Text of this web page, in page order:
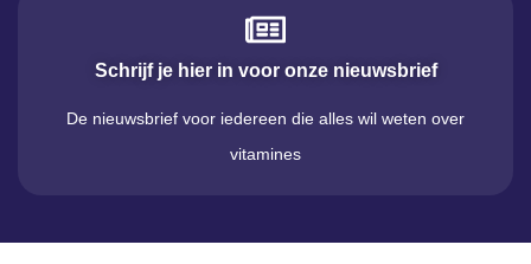
Schrijf je hier in voor onze nieuwsbrief
De nieuwsbrief voor iedereen die alles wil weten over
vitamines